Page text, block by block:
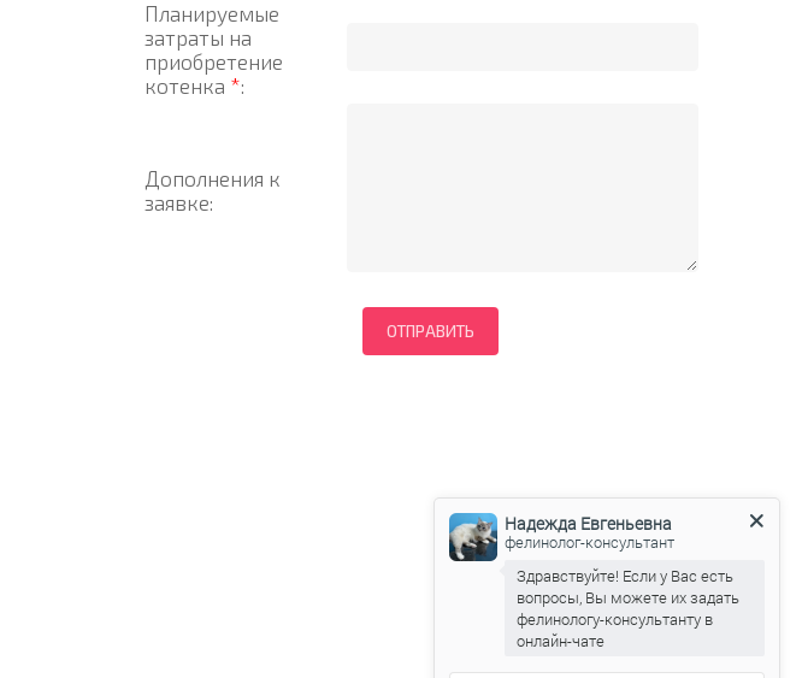
Планируемые
затраты на
приобретение
котенка *:
Дополнения к
заявке:
Надежда Евгеньевна
фелинолог-консультант
Здравствуйте! Если у Вас есть
вопросы, Вы можете их задать
фелинологу-консультанту в
онлайн-чате